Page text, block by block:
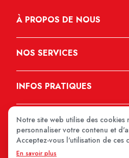
À PROPOS DE NOUS
NOS SERVICES
INFOS PRATIQUES
Notre site web utilise des cookies
personnaliser votre contenu et
Acceptez-vous l'utilisation de ces
En savoir plus